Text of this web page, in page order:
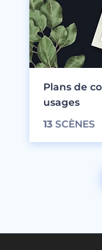
Plans de
usages
13 SCÈNES